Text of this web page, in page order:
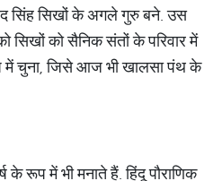
सिंह सिखों के अगले गुरु बने. उस
सिखों को सैनिक संतों के परिवार में
में चुना, जिसे आज भी खालसा पंथ के
के रूप में भी मनाते हैं. हिंदू पौराणिक